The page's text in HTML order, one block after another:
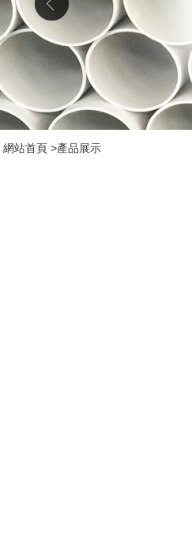
網站首頁 >產品展示